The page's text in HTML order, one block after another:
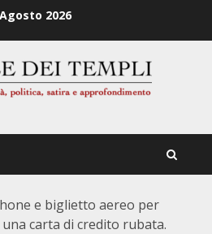
2026
e biglietto aereo per
carta di credito rubata.